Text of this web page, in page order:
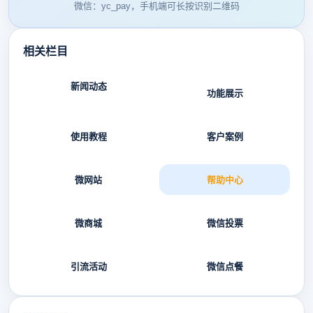
微信：yc_pay，手机端可长按识别二维码
相关栏目
新闻动态
功能展示
使用教程 客户案例
微网站 帮助中心
微商城 微信投票
引流活动 微信点餐